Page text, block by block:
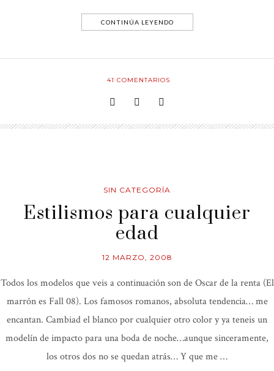
CONTINÚA LEYENDO
41 COMENTARIOS
SIN CATEGORÍA
Estilismos para cualquier
edad
12 MARZO, 2008
Todos los modelos que veis a continuación son de Oscar de la renta (El
marrón es Fall 08). Los famosos romanos, absoluta tendencia… me
encantan. Cambiad el blanco por cualquier otro color y ya teneis un
modelín de impacto para una boda de noche…aunque sinceramente,
los otros dos no se quedan atrás… Y que me …